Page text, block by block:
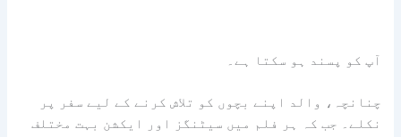
آپ کو پسند ہو سکتا ہے۔
چنانچہ، والد اپنے بچوں کو تلاش کرنے کے لیے سفر پر
نکلے۔ جب کہ ہر فلم میں سیٹنگز اور ایکشن بہت مختلف